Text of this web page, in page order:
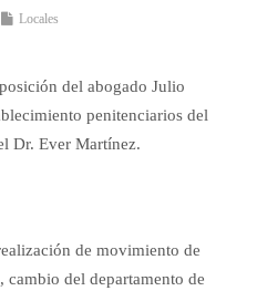
Locales
del abogado Julio
penitenciarios del
Dr. Ever Martínez.
de movimiento de
del departamento de